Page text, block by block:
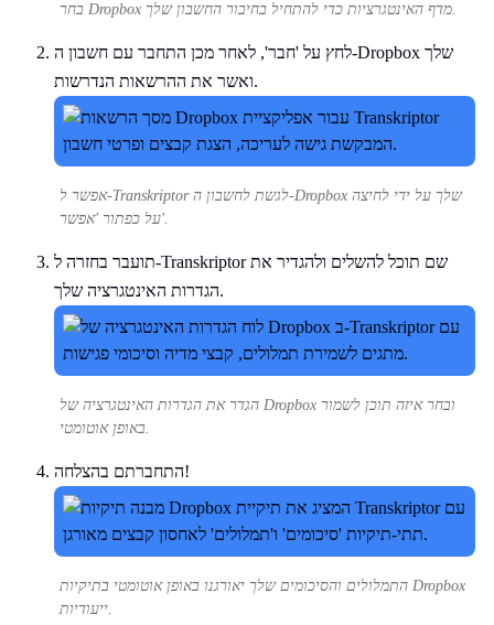
בחר Dropbox מדף האינטגרציות כדי להתחיל בחיבור החשבון שלך.
לחץ על 'חבר', לאחר מכן התחבר עם חשבון ה-Dropbox שלך
ואשר את ההרשאות הנדרשות.
אפשר ל-Transkriptor לגשת לחשבון ה-Dropbox שלך על ידי לחיצה
על כפתור 'אפשר'.
תועבר בחזרה ל-Transkriptor שם תוכל להשלים ולהגדיר את
הגדרות האינטגרציה שלך.
הגדר את הגדרות האינטגרציה של Dropbox ובחר איזה תוכן לשמור
באופן אוטומטי.
התחברתם בהצלחה!
התמלולים והסיכומים שלך יאורגנו באופן אוטומטי בתיקיות Dropbox
ייעודיות.